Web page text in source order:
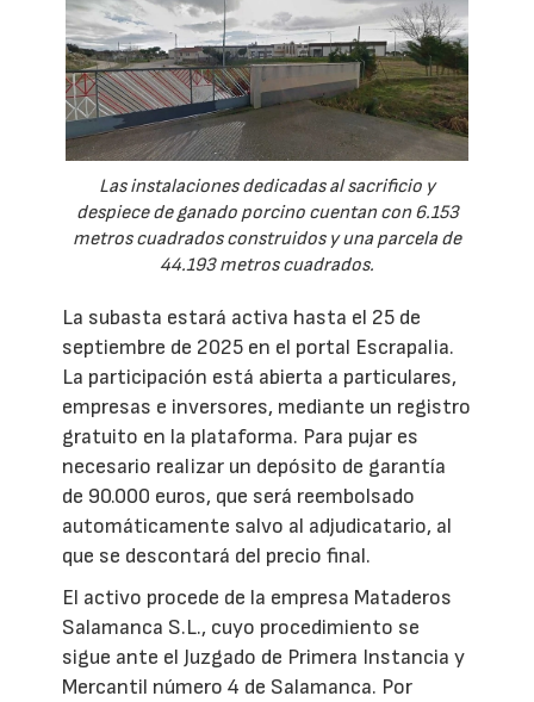
Las instalaciones dedicadas al sacrificio y
despiece de ganado porcino cuentan con 6.153
metros cuadrados construidos y una parcela de
44.193 metros cuadrados.
La subasta estará activa hasta el 25 de
septiembre de 2025 en el portal Escrapalia.
La participación está abierta a particulares,
empresas e inversores, mediante un registro
gratuito en la plataforma. Para pujar es
necesario realizar un depósito de garantía
de 90.000 euros, que será reembolsado
automáticamente salvo al adjudicatario, al
que se descontará del precio final.
El activo procede de la empresa Mataderos
Salamanca S.L., cuyo procedimiento se
sigue ante el Juzgado de Primera Instancia y
Mercantil número 4 de Salamanca. Por